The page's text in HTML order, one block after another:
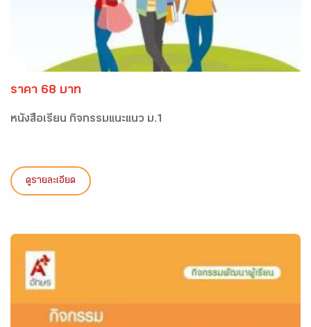
ราคา 68 บาท
หนังสือเรียน กิจกรรมแนะแนว ม.1
ดูรายละเอียด